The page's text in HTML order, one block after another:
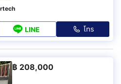
LINE โทร
฿ 208,000